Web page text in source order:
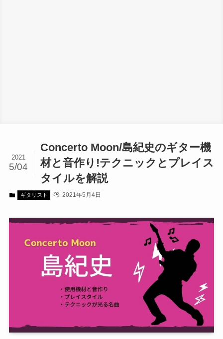
Concerto Moon/島紀史のギター機
材と音作り!テクニックとプレイス
タイルを解説
2021
5/04
ギタリスト 2021年5月4日